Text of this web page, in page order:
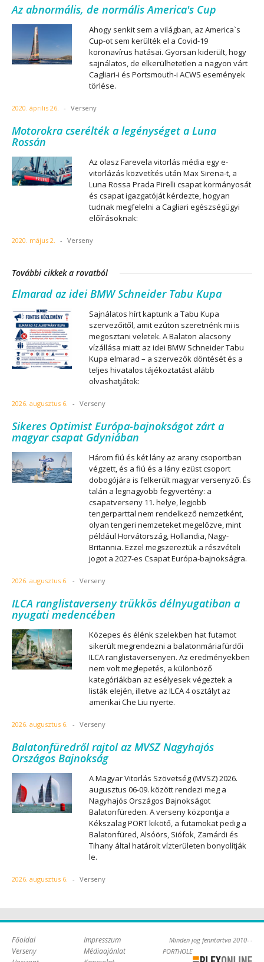
Az abnormális, de normális America's Cup
Ahogy senkit sem a világban, az America`s
Cup-ot sem kerülték el a Covid-19
koronavírus hatásai. Gyorsan kiderült, hogy
sajnálatos, de elkerülhetetlen a nagyon várt
Cagliari-i és Portsmouth-i ACWS események
törlése.
2020. április 26. - Verseny
Motorokra cserélték a legénységet a Luna
Rossán
Az olasz Farevela vitorlás média egy e-
vitorlázás közvetítés után Max Sirena-t, a
Luna Rossa Prada Pirelli csapat kormányosát
és csapat igazgatóját kérdezte, hogyan
tudnak megfelelni a Cagliari egészségügyi
előírásoknak:
2020. május 2. - Verseny
További cikkek a rovatból
Elmarad az idei BMW Schneider Tabu Kupa
Sajnálatos hírt kaptunk a Tabu Kupa
szervezőitől, amit ezúton szeretnénk mi is
megosztani veletek. A Balaton alacsony
vízállása miatt az idei BMW Schneider Tabu
Kupa elmarad – a szervezők döntését és a
teljes hivatalos tájékoztatást alább
olvashatjátok:
2026. augusztus 6. - Verseny
Sikeres Optimist Európa-bajnokságot zárt a
magyar csapat Gdyniában
Három fiú és két lány az arany csoportban
végzett, és a fiú és a lány ezüst csoport
dobogójára is felkerült magyar versenyző. És
talán a legnagyobb fegyvertény: a
csapatverseny 11. helye, legjobb
tengerparttal nem rendelkező nemzetként,
olyan tengeri nemzeteket megelőzve, mint
például Horvátország, Hollandia, Nagy-
Britannia. Ezzel megszereztük a részvételi
jogot a 2027-es Csapat Európa-bajnokságra.
2026. augusztus 6. - Verseny
ILCA ranglistaverseny trükkös délnyugatiban a
nyugati medencében
Közepes és élénk szelekben hat futamot
sikerült megrendezni a balatonmáriafürdői
ILCA ranglistaversenyen. Az eredményekben
nem volt meglepetés, a különböző
kategóriákban az esélyesek végeztek a
listák elején, illetve az ILCA 4 osztályt az
amerikai Che Liu nyerte.
2026. augusztus 6. - Verseny
Balatonfüredről rajtol az MVSZ Nagyhajós
Országos Bajnokság
A Magyar Vitorlás Szövetség (MVSZ) 2026.
augusztus 06-09. között rendezi meg a
Nagyhajós Országos Bajnokságot
Balatonfüreden. A verseny központja a
Kékszalag PORT kikötő, a futamokat pedig a
Balatonfüred, Alsóörs, Siófok, Zamárdi és
Tihany által határolt vízterületen bonyolítják
le.
2026. augusztus 6. - Verseny
Főoldal
Verseny
Impresszum
Médiaajánlat
Minden jog fenntartva 2010- -
PORTHOLE